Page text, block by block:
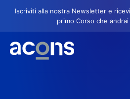
Iscriviti alla nostra Newsletter e
primo Corso che